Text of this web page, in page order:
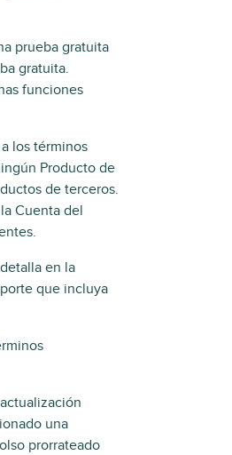
prueba gratuita
gratuita.
funciones
los términos
Producto de
de terceros.
Cuenta del
en la
que incluya
una
prorrateado